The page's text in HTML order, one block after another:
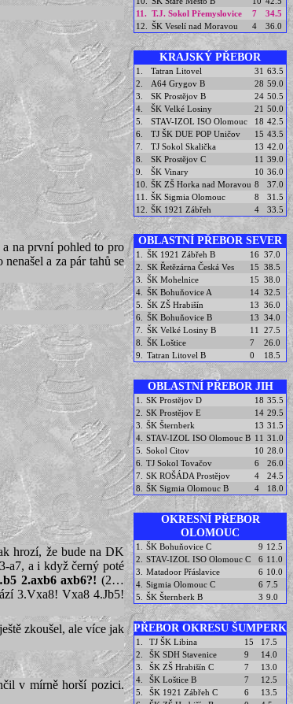
11. T.J. Sokol Přemyslovice 7
34.5
12.
ŠK Veselí nad Moravou 4 36.0
KRAJSKÝ PŘEBOR
1. Tatran Litovel 31 63.5
2.
A64 Grygov B 28 59.0
3.
SK Prostějov B 24 50.5
4.
ŠK Velké Losiny 21 50.0
5.
STAV-IZOL ISO Olomouc 18 42.5
6.
TJ ŠK DUE POP Uničov 15 43.5
7.
TJ Sokol Skalička 13 42.0
8.
SK Prostějov C 11 39.0
9.
ŠK Vinary 10 36.0
10.
ŠK ZŠ Horka nad Moravou 8
37.0
11.
ŠK Sigmia Olomouc 8
31.5
12.
ŠK 1921 Zábřeh 4 33.5
OBLASTNÍ PŘEBOR SEVER
1. ŠK 1921 Zábřeh B 16 37.0
2.
SK Řetězárna Česká Ves 15 38.5
3.
ŠK Mohelnice 15 38.0
4.
ŠK Bohuňovice A 14 32.5
5.
ŠK ZŠ Hrabišín 13 36.0
6.
ŠK Bohuňovice B 13 34.0
7.
ŠK Velké Losiny B 11
27.5
8.
ŠK Loštice 7
26.0
9.
Tatran Litovel B 0 18.5
OBLASTNÍ PŘEBOR JIH
1. SK Prostějov D 18 35.5
2.
SK Prostějov E 14 29.5
3.
ŠK Šternberk 13 31.5
4. STAV-IZOL ISO Olomouc B 11 31.0
5.
Sokol Citov 10 28.0
6. TJ Sokol Tovačov 6
26.0
7. SK ROŠÁDA Prostějov 4
24.5
8.
ŠK Sigmia Olomouc B 4 18.0
OKRESNÍ PŘEBOR
OLOMOUC
1. ŠK Bohuňovice C 9 12.5
2.
STAV-IZOL ISO Olomouc C 6 11.0
3.
Matadoor Přáslavice 6 10.0
4. Sigmia Olomouc C 6 7.5
5.
ŠK Šternberk B 3 9.0
PŘEBOR OKRESU ŠUMPERK
1. TJ ŠK Libina 15
17.5
2.
ŠK SDH Stavenice 9
14.0
3.
ŠK ZŠ Hrabišín C 7
13.0
4.
ŠK Loštice B 7
12.5
5.
ŠK 1921 Zábřeh C 6
13.5
a na první pohled to pro
a za pár tahů se
hrozí, že bude na DK
a7, a i když černý poté
2.axb6 axb6?! (2…
3.Vxa8! Vxa8 4.Jb5!
zkoušel, ale více jak
v mírně horší pozici.